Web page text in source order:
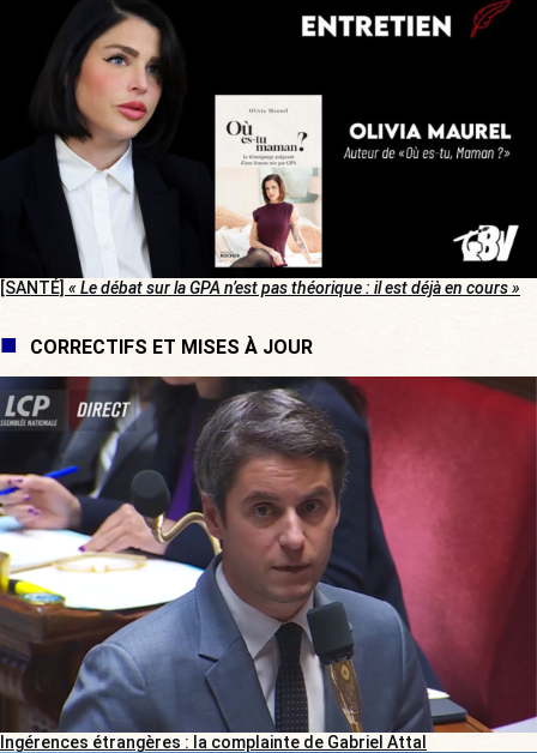
[SANTÉ] « Le débat sur la GPA n’est pas théorique : il est déjà en cours »
CORRECTIFS ET MISES À JOUR
Ingérences étrangères : la complainte de Gabriel Attal